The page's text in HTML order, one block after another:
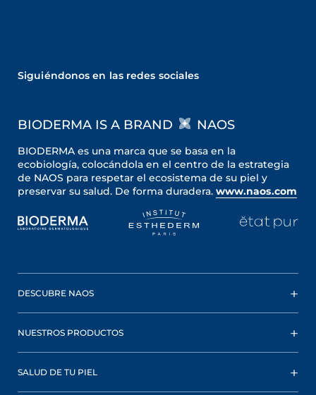
Siguiéndonos en las redes sociales
BIODERMA IS A BRAND NAOS
BIODERMA es una marca que se basa en la
ecobiología, colocándola en el centro de la estrategia
de NAOS para respetar el ecosistema de su piel y
preservar su salud. De forma duradera. www.naos.com
DESCUBRE NAOS
NUESTROS PRODUCTOS
SALUD DE TU PIEL